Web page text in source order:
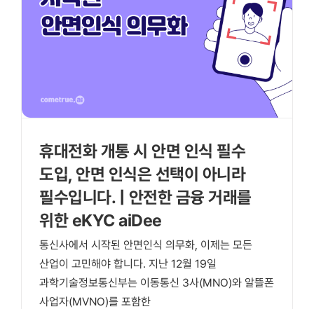
휴대전화 개통 시 안면 인식 필수
도입, 안면 인식은 선택이 아니라
필수입니다. | 안전한 금융 거래를
위한 eKYC aiDee
통신사에서 시작된 안면인식 의무화, 이제는 모든
산업이 고민해야 합니다. 지난 12월 19일
과학기술정보통신부는 이동통신 3사(MNO)와 알뜰폰
사업자(MVNO)를 포함한